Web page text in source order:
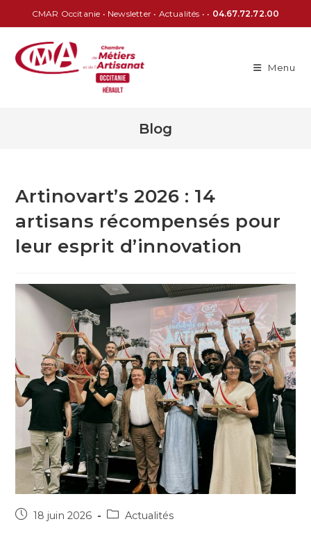
CMAR Occitanie • Newsletter • Actualités • • 04.67.72.72.00
Menu
Blog
Artinovart’s 2026 : 14
artisans récompensés pour
leur esprit d’innovation
18 juin 2026 Actualités